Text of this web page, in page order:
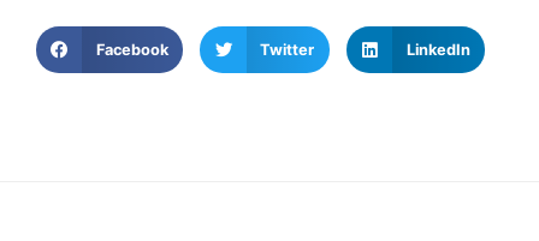
Facebook Twitter LinkedIn